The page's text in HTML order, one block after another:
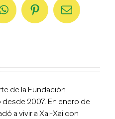
WhatsAppPinterestCorreo
electrónico
de la Fundación
2007. En enero de
a vivir a Xai-Xai con